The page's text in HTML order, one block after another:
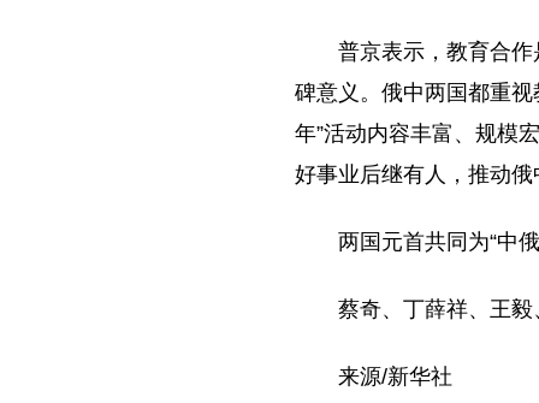
普京表示，教育合
碑意义。俄中两国都重
年”活动内容丰富、规模
好事业后继有人，推动
两国元首共同为“中
蔡奇、丁薛祥、王
来源/新华社